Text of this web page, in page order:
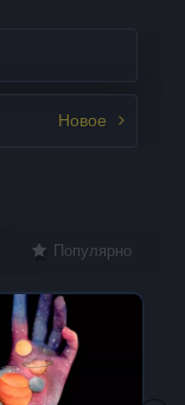
Новое
Популярно